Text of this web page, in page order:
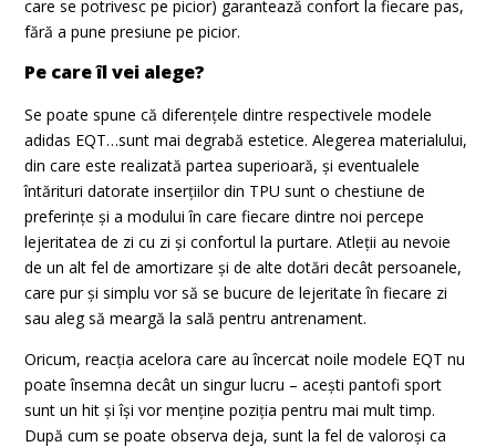
care se potrivesc pe picior) garantează confort la fiecare pas,
fără a pune presiune pe picior.
Pe care îl vei alege?
Se poate spune că diferențele dintre respectivele modele
adidas EQT…sunt mai degrabă estetice. Alegerea materialului,
din care este realizată partea superioară, și eventualele
întărituri datorate inserțiilor din TPU sunt o chestiune de
preferințe și a modului în care fiecare dintre noi percepe
lejeritatea de zi cu zi și confortul la purtare. Atleții au nevoie
de un alt fel de amortizare și de alte dotări decât persoanele,
care pur și simplu vor să se bucure de lejeritate în fiecare zi
sau aleg să meargă la sală pentru antrenament.
Oricum, reacția acelora care au încercat noile modele EQT nu
poate însemna decât un singur lucru – acești pantofi sport
sunt un hit și își vor menține poziția pentru mai mult timp.
După cum se poate observa deja, sunt la fel de valoroși ca